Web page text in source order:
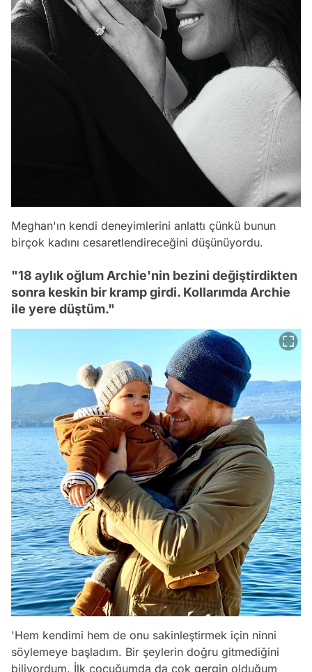
Meghan'ın kendi deneyimlerini anlattı çünkü bunun
birçok kadını cesaretlendireceğini düşünüyordu.
"18 aylık oğlum Archie'nin bezini değiştirdikten
sonra keskin bir kramp girdi. Kollarımda Archie
ile yere düştüm."
'Hem kendimi hem de onu sakinleştirmek için ninni
söylemeye başladım. Bir şeylerin doğru gitmediğini
biliyordum. İlk çocuğumda da çok gergin olduğum